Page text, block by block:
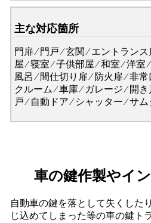
主な対応箇所
門扉 ⁄ 門戸 ⁄ 玄関 ⁄ エントランス
屋 ⁄ 寝室 ⁄ 子供部屋 ⁄ 和室 ⁄ 洋室
風呂 ⁄ 間仕切り扉 ⁄ 防火扉 ⁄ 非常
クルーム ⁄ 車庫 ⁄ ガレージ ⁄ 開
戸 ⁄ 自動ドア ⁄ シャッター ⁄ サム
車の鍵作製やイ
自動車の鍵を落として失くした
じ込めてしまった等の車の鍵ト